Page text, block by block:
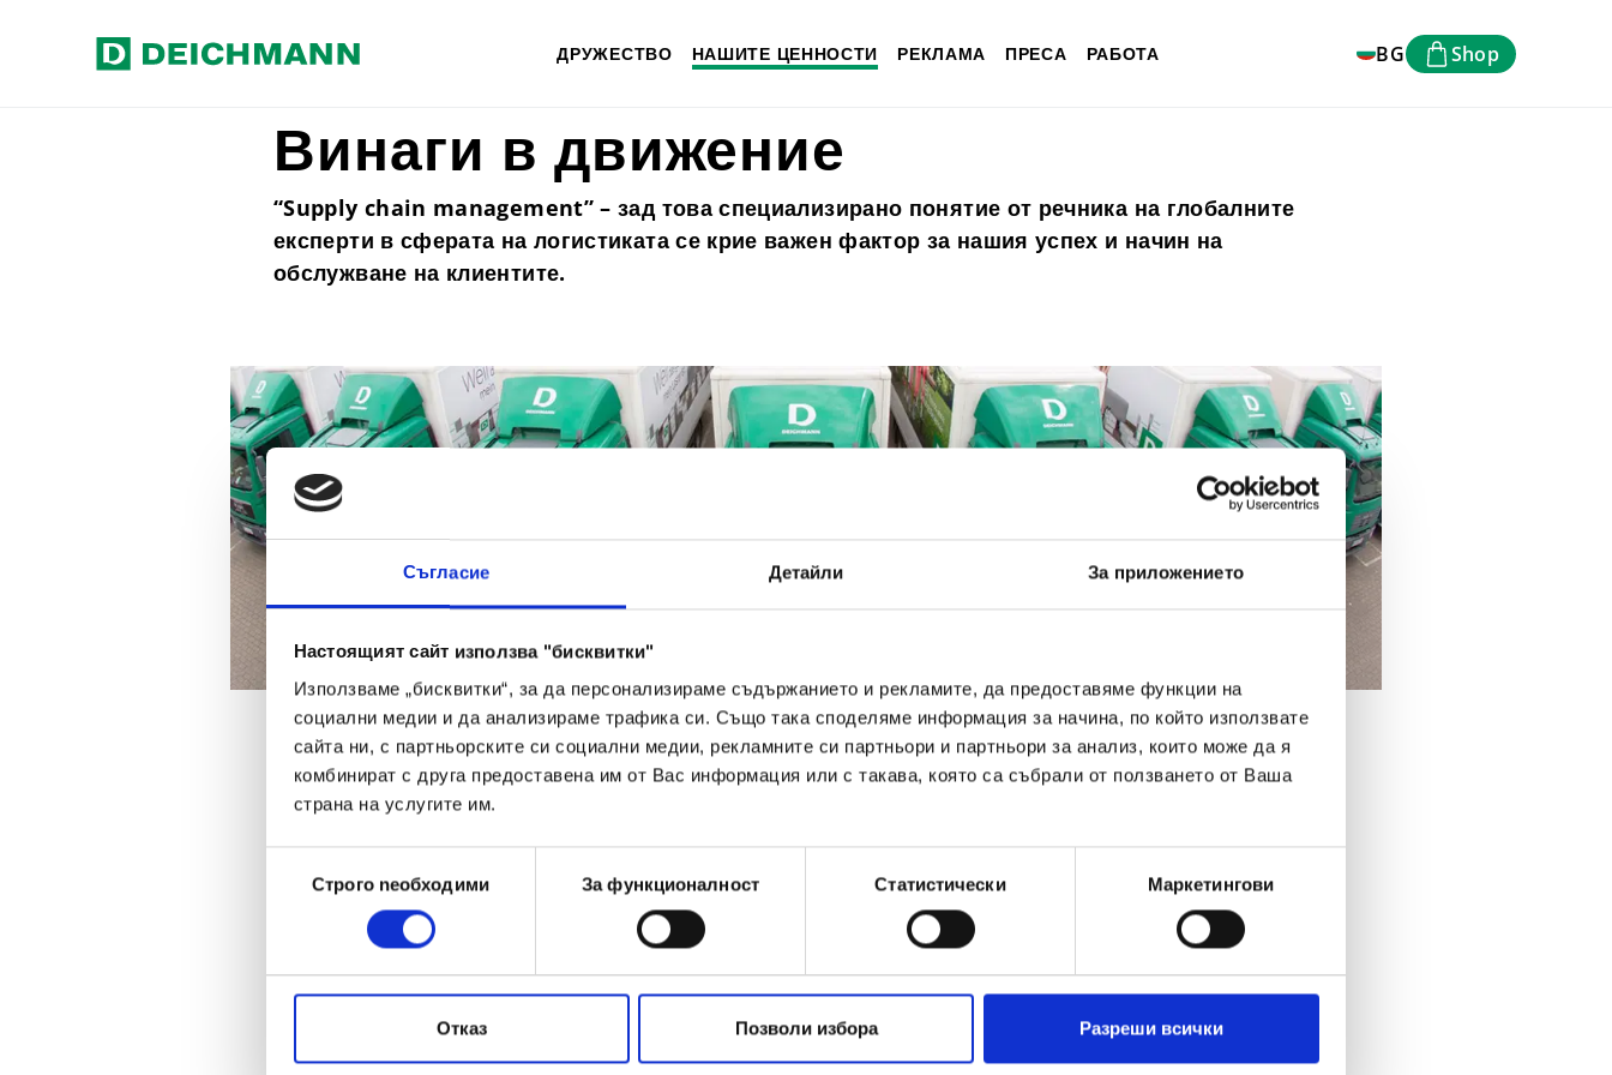
Съгласие Детайли За приложението
Настоящият сайт използва "бисквитки"
Използваме „бисквитки“, за да персонализираме съдържанието и рекламите, да предоставяме функции на
социални медии и да анализираме трафика си. Също така споделяме информация за начина, по който използвате
сайта ни, с партньорските си социални медии, рекламните си партньори и партньори за анализ, които може да я
комбинират с друга предоставена им от Вас информация или с такава, която са събрали от ползването от Ваша
страна на услугите им.
Строго nеобходими За функционалност Статистически Маркетингови
Отказ Позволи избора Разреши всички
Прескочи към основното съдържание BG Shop
ДРУЖЕСТВО НАШИТЕ ЦЕННОСТИ РЕКЛАМА ПРЕСА РАБОТА
Home Нашите ценности Качество и сигурност Логистика
Винаги в движение
“Supply chain management” – зад това специализирано понятие от речника на глобалните
експерти в сферата на логистиката се крие важен фактор за нашия успех и начин на
обслужване на клиентите.
То описва контрола на цялата верига по доставките – от производителя до отделния филиал. Ние
контролираме този сложен процес благодарение на нашите експерти, така че актуалните модни
тенденции да достигнат навреме до магазините ни в 31 европейски държави и в САЩ.
Готовите обувки и други продуктови групи пристигат с кораб от страните-производителки в Европа.
От пристанищата те се транспортират с влак или с камион до дистрибуционните центрове (ДЦ) в
Словакия, Великобритания и Полша. След това пакетите преминават през сортираща инсталация,
която ги разпределя към отделните филиали.